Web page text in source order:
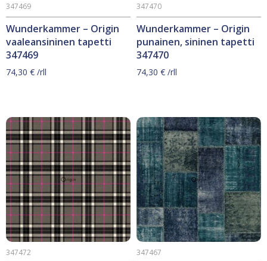
Wunderkammer – Origin
vaaleansininen tapetti
347469
347469
74,30 € /rll
Wunderkammer – Origin
punainen, sininen tapetti
347470
347470
74,30 € /rll
347472 347467